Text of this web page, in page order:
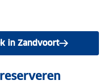
in Zandvoort